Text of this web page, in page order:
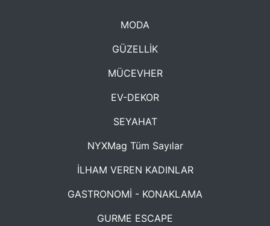
MODA
GÜZELLİK
MÜCEVHER
EV-DEKOR
SEYAHAT
NYXMag Tüm Sayılar
İLHAM VEREN KADINLAR
GASTRONOMİ - KONAKLAMA
GURME ESCAPE